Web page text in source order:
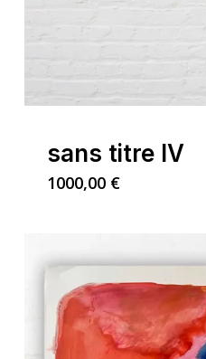
sans titre IV
1000,00 €